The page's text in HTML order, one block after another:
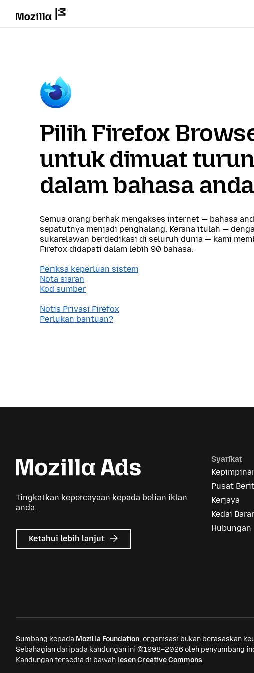
Pilih Firefox
untuk dimuat
dalam bahasa anda
Semua orang berhak mengakses internet — bahasa
sepatutnya menjadi penghalang. Kerana itulah —
sukarelawan berdedikasi di seluruh dunia — kami
Firefox didapati dalam lebih 90 bahasa.
Periksa keperluan sistem
Nota siaran
Kod sumber
Notis Privasi Firefox
Perlukan bantuan?
Tingkatkan kepercayaan kepada belian iklan
anda.
Ketahui lebih lanjut tentang
Iklan
Syarikat
Pusat
Kerjaya
Kedai
Hubungan
Sumbang kepada Mozilla Foundation, organisasi bukan berasaskan
Sebahagian daripada kandungan ini ©1998–2026 oleh penyumbang
Kandungan tersedia di bawah lesen Creative Commons.